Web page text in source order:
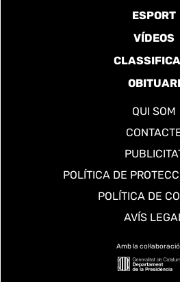
ESPORT
VÍDEOS
OBITUARI
QUI SOM
POLÍTICA DE
POLÍTICA DE
AVÍS
Amb la